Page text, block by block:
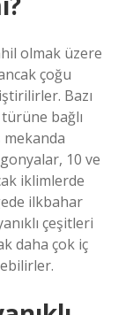
olmak üzere
çoğu
Bazı
bağlı
mekanda
10 ve
iklimlerde
ilkbahar
çeşitleri
daha çok iç